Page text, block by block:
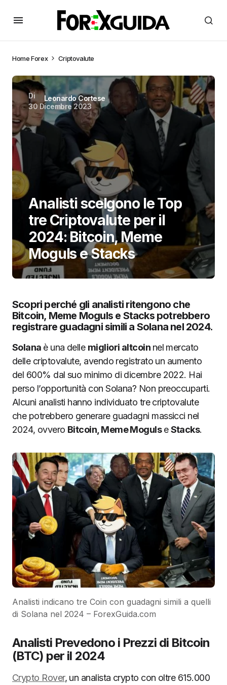
HomeForex Criptovalute
Di
Leonardo Cortese
30 Dicembre 2023
Analisti scelgono le Top
tre Criptovalute per il
2024: Bitcoin, Meme
Moguls e Stacks
Scopri perché gli analisti ritengono che
Bitcoin, Meme Moguls e Stacks potrebbero
registrare guadagni simili a Solana nel 2024.
Solana è una delle migliori altcoin nel mercato
delle criptovalute, avendo registrato un aumento
del 600% dal suo minimo di dicembre 2022. Hai
perso l’opportunità con Solana? Non preoccuparti.
Alcuni analisti hanno individuato tre criptovalute
che potrebbero generare guadagni massicci nel
2024, ovvero Bitcoin, Meme MogulseStacks.
Analisti indicano tre Coin con guadagni simili a quelli
di Solana nel 2024 – ForexGuida.com
Analisti Prevedono i Prezzi di Bitcoin
(BTC) per il 2024
Crypto Rover, un analista crypto con oltre 615.000